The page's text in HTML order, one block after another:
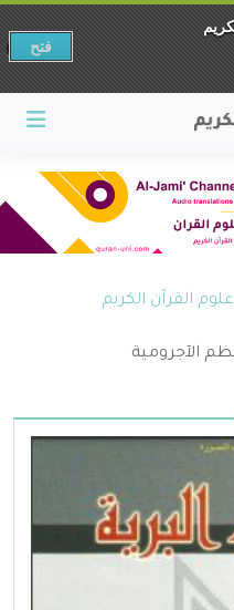
علوم القرآن الكريم
الآجرومية
فتح